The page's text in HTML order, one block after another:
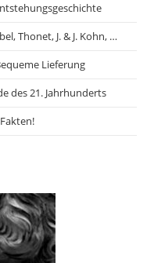
Thonet, J. & J. Kohn, …
Lieferung
des 21. Jahrhunderts